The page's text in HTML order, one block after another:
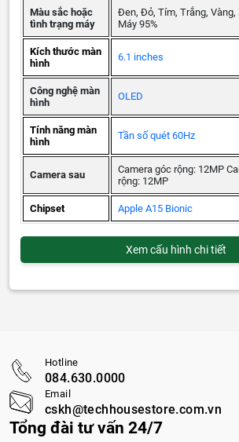
Màu sắc hoặc
tình trạng máy
Đen, Đỏ, Tím, Trắng, Vàng,
Máy 95%
Kích thước màn
hình
6.1 inches
Công nghệ màn
hình
OLED
Tính năng màn
hình
Tần số quét 60Hz
Camera sau
Camera góc rộng: 12MP
rộng: 12MP
Chipset Apple A15 Bionic
Xem cấu hình chi tiết
Tổng đài tư vấn 24/7
Hotline
084.630.0000
Email
cskh@techhousestore.com.vn